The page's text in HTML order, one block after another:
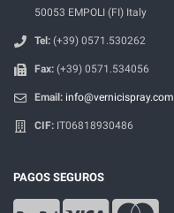
50053 EMPOLI (FI) Italy
Tel: (+39) 0571.530262
Fax: (+39) 0571.534056
Email: info@vernicispray.com
CIF: IT06818930486
PAGOS SEGUROS